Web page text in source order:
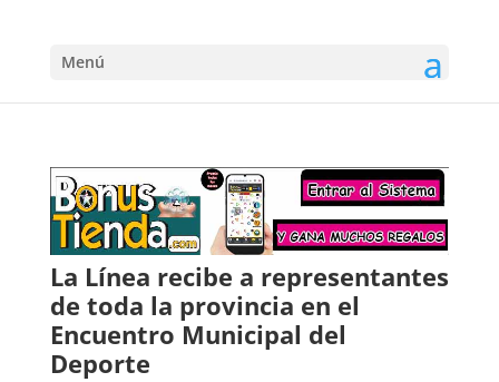
Menú
La Línea recibe a representantes
de toda la provincia en el
Encuentro Municipal del
Deporte